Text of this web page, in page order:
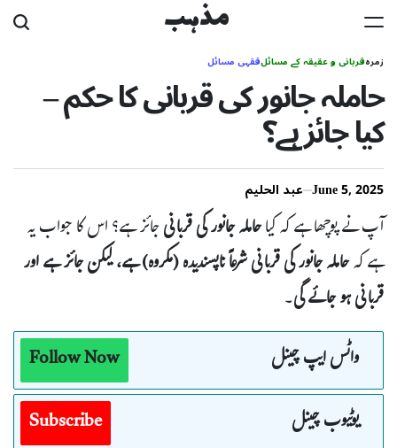
Skip
content
مذہب
زمرہقربانی و عقیقہ کے مسائلفقہی مسائل
حاملہ جانور کی قربانی کا حکم –
کیا جائز ہے؟
June 5, 2025 عبد الحلیم
آپ نے پوچھا ہے کہ کیاحاملہ جانور کی قربانیجائز ہے؟ اس کا جواب یہ
ہے کہحاملہ جانور کی قربانی شرعاً ناپسندیدہ (مکروہ) ہے، لیکن جائز ہے اور
قربانی ہو جائے گی۔
واٹس ایپ چینل
Follow Now
یوٹیوب چینل
Subscribe